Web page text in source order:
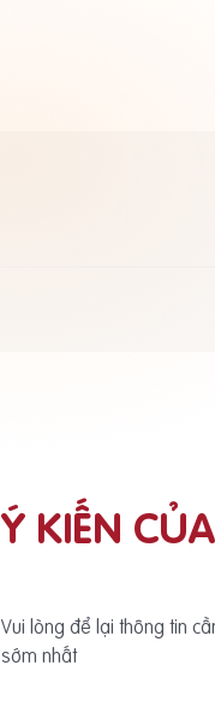
Ý KIẾN
Vui lòng để lại thông tin
sớm nhất